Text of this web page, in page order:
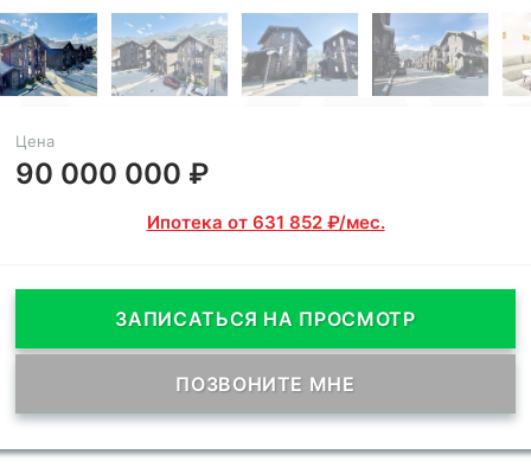
Цена
90 000 000 ₽
Ипотека от 631 852 ₽/мес.
ЗАПИСАТЬСЯ НА ПРОСМОТР
ПОЗВОНИТЕ МНЕ